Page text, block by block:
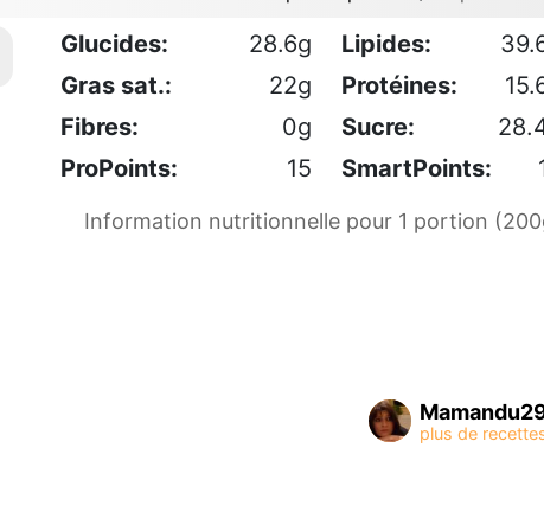
Glucides: 28.6g Lipides:
Gras sat.:
22g Protéines:
Fibres:
0g Sucre:
ProPoints:
15 SmartPoints:
Information nutritionnelle pour 1 portion